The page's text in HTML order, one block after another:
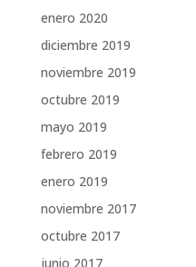
enero 2020
diciembre 2019
noviembre 2019
octubre 2019
mayo 2019
febrero 2019
enero 2019
noviembre 2017
octubre 2017
junio 2017